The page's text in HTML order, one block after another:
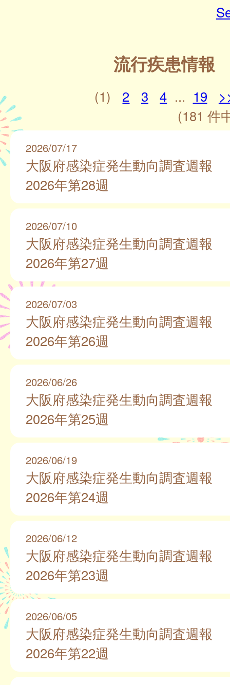
流行疾患情報
(1) 2 3 4 ... 19
(181 件
2026/07/17
大阪府感染症発生動向調査週報
2026年第28週
2026/07/10
大阪府感染症発生動向調査週報
2026年第27週
2026/07/03
大阪府感染症発生動向調査週報
2026年第26週
2026/06/26
大阪府感染症発生動向調査週報
2026年第25週
2026/06/19
大阪府感染症発生動向調査週報
2026年第24週
2026/06/12
大阪府感染症発生動向調査週報
2026年第23週
2026/06/05
大阪府感染症発生動向調査週報
2026年第22週